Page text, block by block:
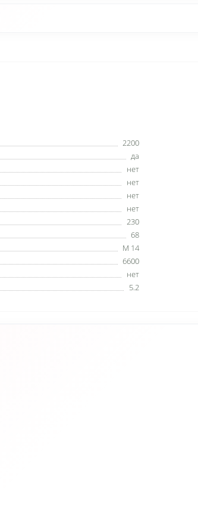
2200
да
нет
нет
нет
нет
230
68
М 14
6600
нет
5.2